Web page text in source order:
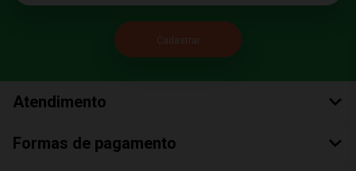
Atendimento
Formas de pagamento